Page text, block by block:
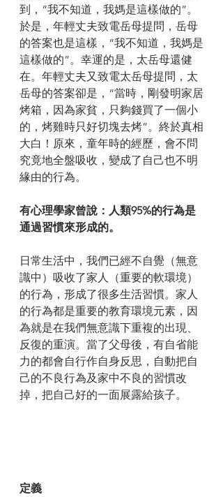
到，“我不知道，我媽是這樣做的”。
於是，年輕丈夫致電岳母提問，岳母
的答案也是這樣，“我不知道，我媽是
這樣做的”。幸運的是，太岳母還健
在。年輕丈夫又致電太岳母提問，太
岳母的答案卻是，“當時，剛發明家居
烤箱，因為家貧，只夠錢買了一個小
的，烤雞時只好切塊去烤”。終於真相
大白！原來，童年時的經歷，會不問
究竟地全盤吸收，變成了自己也不明
緣由的行為。
有心理學家曾說：人類95%的行為是
通過習慣來形成的。
日常生活中，我們已經不自覺（無意
識中）吸收了家人（重要的軟環境）
的行為，形成了很多生活習慣。家人
的行為都是重要的教育環境元素，因
為就是在我們無意識下重複的出現、
反復的重演。當了父母後，有自省能
力的都會自行作自身反思，自動把自
己的不良行為及家中不良的習慣改
掉，把自己好的一面展露給孩子。
定義